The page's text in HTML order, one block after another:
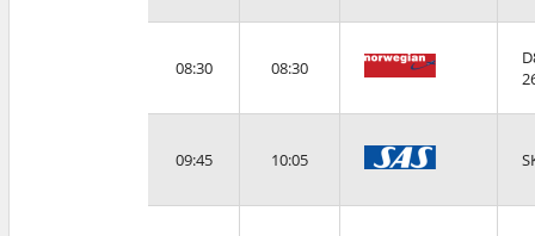
08:30 08:30
09:45 10:05